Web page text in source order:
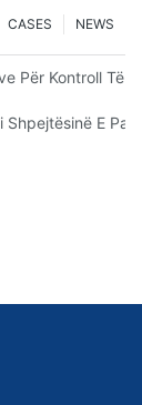
NEWS
CASES
Për Kontroll Të
Shpejtësinë E